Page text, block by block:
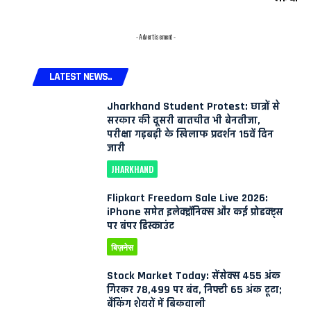
- Advertisement -
LATEST NEWS..
Jharkhand Student Protest: छात्रों से
सरकार की दूसरी बातचीत भी बेनतीजा,
परीक्षा गड़बड़ी के खिलाफ प्रदर्शन 15वें दिन
जारी
JHARKHAND
Flipkart Freedom Sale Live 2026:
iPhone समेत इलेक्ट्रॉनिक्स और कई प्रोडक्ट्स
पर बंपर डिस्काउंट
बिज़नेस
Stock Market Today: सेंसेक्स 455 अंक
गिरकर 78,499 पर बंद, निफ्टी 65 अंक टूटा;
बैंकिंग शेयरों में बिकवाली